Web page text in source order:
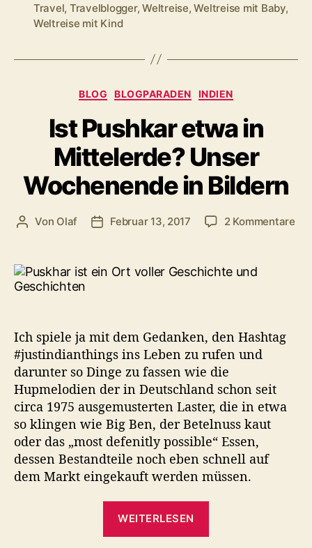
Travel, Travelblogger,Weltreise,Weltreise mit Baby,
Weltreise mit Kind
Kategorien
BLOG BLOGPARADEN INDIEN
Ist Pushkar etwa in
Mittelerde? Unser
Wochenende in Bildern
Beitragsautor
Von Olaf Veröffentlichungsdatum
Februar 13, 2017 2 Kommentarezu
Ich spiele ja mit dem Gedanken, den Hashtag
#justindianthings ins Leben zu rufen und
darunter so Dinge zu fassen wie die
Hupmelodien der in Deutschland schon seit
circa 1975 ausgemusterten Laster, die in etwa
so klingen wie Big Ben, der Betelnuss kaut
oder das „most defenitly possible“ Essen,
dessen Bestandteile noch eben schnell auf
dem Markt eingekauft werden müssen.
WEITERLESEN